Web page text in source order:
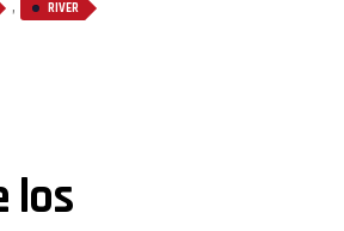
, RIVER
los